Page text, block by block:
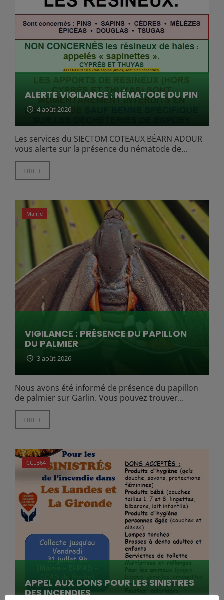
ALERTE VIGILANCE : NÉMATODE DU PIN
4 août 2026
Les services du SIECTOM COTEAUX BÉARN ADOUR
vous alerte sur la présence du nématode de...
LIRE +
Mairie
VIGILANCE : PRÉSENCE DU PAPILLON
DU PALMIER
3 août 2026
Nous avons été informé de présence du papillon
de palmier sur Garlin. Vous pouvez trouver...
LIRE +
CCLB64
APPEL AUX DONS POUR LES SINISTRES
DES INCENDIES